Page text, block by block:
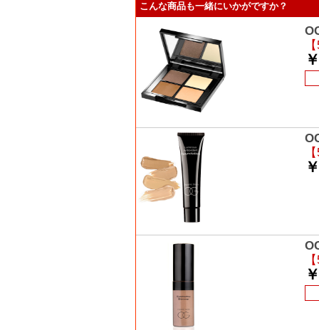
こんな商品も一緒にいかがですか？